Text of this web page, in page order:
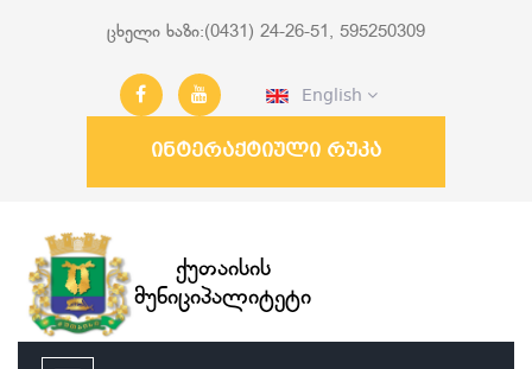
ცხელი ხაზი:(0431) 24-26-51, 595250309
English
ინტერაქტიული რუკა
ქუთაისის
მუნიციპალიტეტი